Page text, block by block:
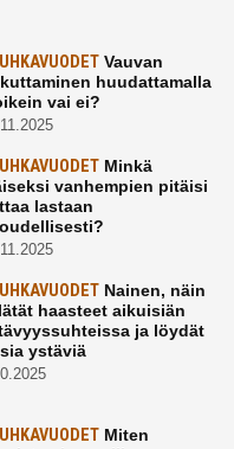
Vauvan
huudattamalla
vai ei?
Minkä
vanhempien pitäisi
lastaan
Nainen, näin
haasteet aikuisiän
ja löydät
ystäviä
Miten